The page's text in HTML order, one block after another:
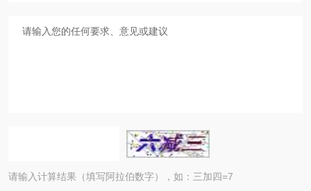
请输入计算结果（填写阿拉伯数字），如：三加四=7